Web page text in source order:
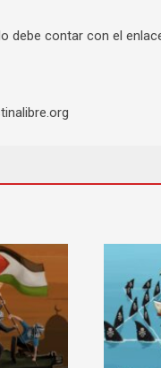
debe contar con el